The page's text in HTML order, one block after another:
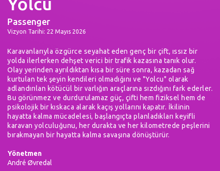
Passenger
Vizyon Tarihi: 22 Mayıs 2026
Karavanlarıyla özgürce seyahat eden genç bir çift, ıssız bir
yolda ilerlerken dehşet verici bir trafik kazasına tanık olur.
Olay yerinden ayrıldıktan kısa bir süre sonra, kazadan sağ
kurtulan tek şeyin kendileri olmadığını ve "Yolcu" olarak
adlandırılan kötücül bir varlığın araçlarına sızdığını fark ederler.
Bu görünmez ve durdurulamaz güç, çifti hem fiziksel hem de
psikolojik bir kıskaca alarak kaçış yollarını kapatır. İkilinin
hayatta kalma mücadelesi, başlangıçta planladıkları keyifli
karavan yolculuğunu, her durakta ve her kilometrede peşlerini
bırakmayan bir hayatta kalma savaşına dönüştürür.
Yönetmen
André Øvredal